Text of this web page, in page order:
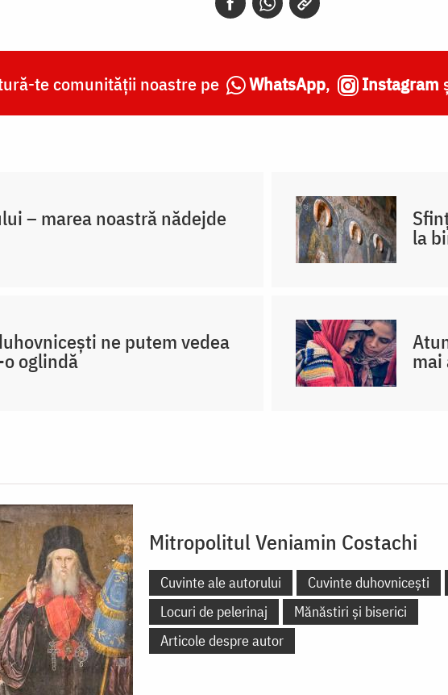
te comunității noastre pe WhatsApp, Instagram
– marea noastră nădejde
la
ne putem vedea
oglindă
Mitropolitul Veniamin Costachi
Cuvinte ale autorului Cuvinte duhovnicești
Locuri de pelerinaj
Mănăstiri și biserici
Articole despre autor